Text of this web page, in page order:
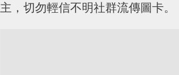
主，切勿輕信不明社群流傳圖卡。